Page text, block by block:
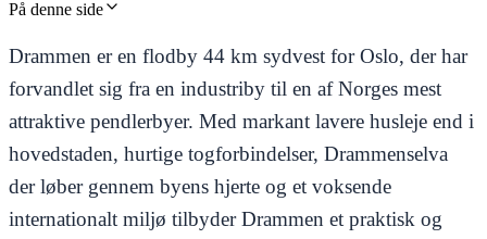
På denne side
Drammen er en flodby 44 km sydvest for Oslo, der har
forvandlet sig fra en industriby til en af Norges mest
attraktive pendlerbyer. Med markant lavere husleje end i
hovedstaden, hurtige togforbindelser, Drammenselva
der løber gennem byens hjerte og et voksende
internationalt miljø tilbyder Drammen et praktisk og